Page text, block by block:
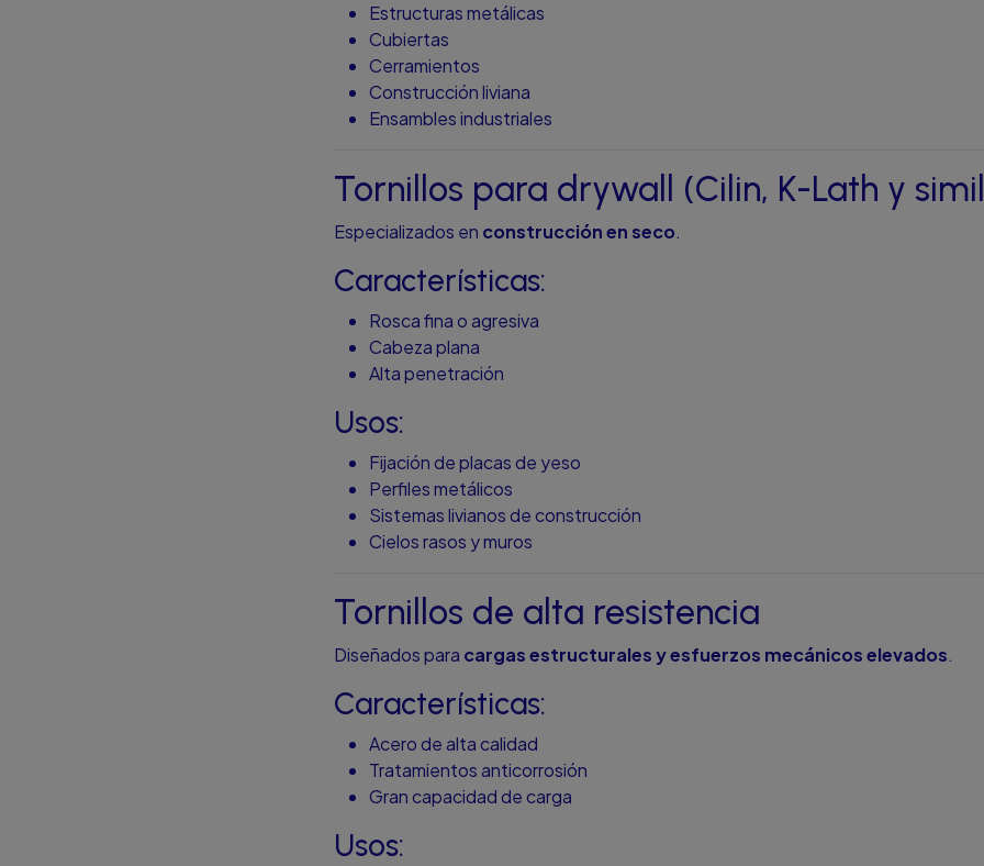
Estructuras metálicas
Cubiertas
Cerramientos
Construcción liviana
Ensambles industriales
Tornillos para drywall (Cilin, K-Lath y
Especializados en construcción en seco.
Características:
Rosca fina o agresiva
Cabeza plana
Alta penetración
Usos:
Fijación de placas de yeso
Perfiles metálicos
Sistemas livianos de construcción
Cielos rasos y muros
Tornillos de alta resistencia
Diseñados para cargas estructurales y esfuerzos mecánicos elevados.
Características:
Acero de alta calidad
Tratamientos anticorrosión
Gran capacidad de carga
Usos: